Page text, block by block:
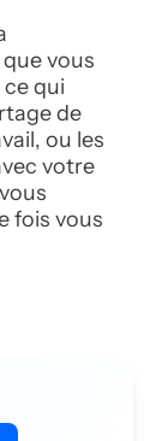
vous
qui
de
ou les
votre
fois vous